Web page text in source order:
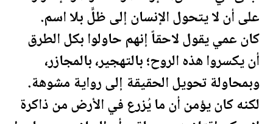
على أن لا يتحول الإنسان إلى ظلٍّ بلا اسم.
كان عمي يقول لاحقاً إنهم حاولوا بكل الطرق
أن يكسروا هذه الروح؛ بالتهجير، بالمجازر،
وبمحاولة تحويل الحقيقة إلى رواية مشوهة.
لكنه كان يؤمن أن ما يُزرع في الأرض من ذاكرة